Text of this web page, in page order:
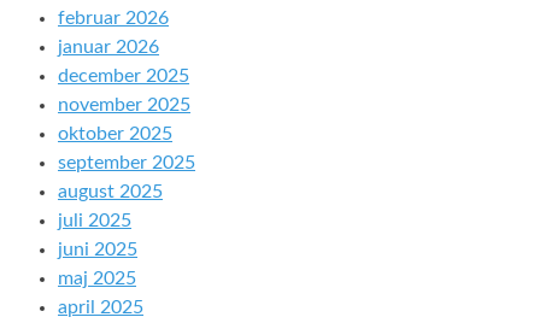
februar 2026
januar 2026
december 2025
november 2025
oktober 2025
september 2025
august 2025
juli 2025
juni 2025
maj 2025
april 2025